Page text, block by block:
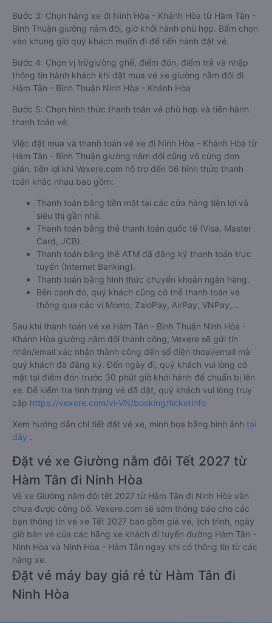
Bước 3: Chọn hãng xe đi Ninh Hòa - Khánh Hòa từ Hàm Tân -
Bình Thuận giường nằm đôi, giờ khởi hành phù hợp. Bấm chọn
vào khung giờ quý khách muốn đi để tiến hành đặt vé.
Bước 4: Chọn vị trí/giường ghế, điểm đón, điểm trả và nhập
thông tin hành khách khi đặt mua vé xe giường nằm đôi đi
Hàm Tân - Bình Thuận Ninh Hòa - Khánh Hòa
Bước 5: Chọn hình thức thanh toán vé phù hợp và tiến hành
thanh toán vé.
Việc đặt mua và thanh toán vé xe đi Ninh Hòa - Khánh Hòa từ
Hàm Tân - Bình Thuận giường nằm đôi cũng vô cùng đơn
giản, tiện lợi khi Vexere.com hỗ trợ đến 06 hình thức thanh
toán khác nhau bao gồm:
Thanh toán bằng tiền mặt tại các cửa hàng tiện lợi và
siêu thị gần nhà.
Thanh toán bằng thẻ thanh toán quốc tế (Visa, Master
Card, JCB).
Thanh toán bằng thẻ ATM đã đăng ký thanh toán trực
tuyến (Internet Banking).
Thanh toán bằng hình thức chuyển khoản ngân hàng.
Bên cạnh đó, quý khách cũng có thể thanh toán vé
thông qua các ví Momo, ZaloPay, AirPay, VNPay,…
Sau khi thanh toán vé xe Hàm Tân - Bình Thuận Ninh Hòa -
Khánh Hòa giường nằm đôi thành công, Vexere sẽ gửi tin
nhắn/email xác nhận thành công đến số điện thoại/email mà
quý khách đã đăng ký. Đến ngày đi, quý khách vui lòng có
mặt tại điểm đón trước 30 phút giờ khởi hành để chuẩn bị lên
xe. Để kiểm tra tình trạng vé đã đặt, quý khách vui lòng truy
cập https://vexere.com/vi-VN/booking/ticketinfo
Xem hướng dẫn chi tiết đặt vé xe, minh họa bằng hình ảnh tại
đây .
Đặt vé xe Giường nằm đôi Tết 2027 từ
Hàm Tân đi Ninh Hòa
Vé xe Giường nằm đôi tết 2027 từ Hàm Tân đi Ninh Hòa vẫn
chưa được công bố. Vexere.com sẽ sớm thông báo cho các
bạn thông tin vé xe Tết 2027 bao gồm giá vé, lịch trình, ngày
giờ bán vé của các hãng xe khách đi tuyến đường Hàm Tân -
Ninh Hòa và Ninh Hòa - Hàm Tân ngay khi có thông tin từ các
hãng xe.
Đặt vé máy bay giá rẻ từ Hàm Tân đi
Ninh Hòa